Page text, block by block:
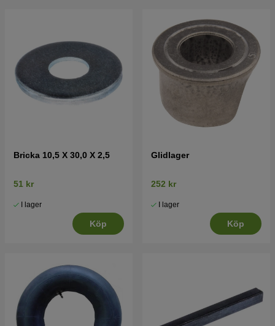
Bricka 10,5 X 30,0 X 2,5
51 kr
I lager
Köp
Glidlager
252 kr
I lager
Köp